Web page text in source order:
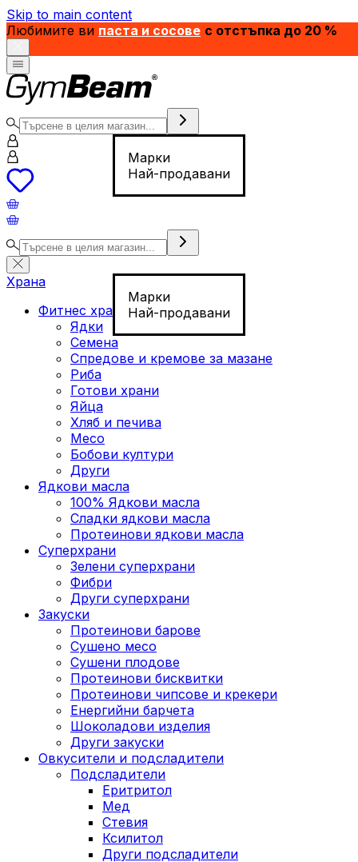
Skip to main content
Любимите ви паста и сосове с отстъпка до 20 %
Марки
Най-продавани
Марки
Най-продавани
Храна
Фитнес храна
Ядки
Семена
Спредове и кремове за мазане
Риба
Готови храни
Яйца
Хляб и печива
Месо
Бобови култури
Други
Ядкови масла
100% Ядкови масла
Сладки ядкови масла
Протеинови ядкови масла
Суперхрани
Зелени суперхрани
Фибри
Други суперхрани
3акуски
Протеинови бaрове
Сушено месо
Сушени плодове
Протеинови бисквитки
Протеинови чипсове и крекери
Енергийни барчета
Шоколадови изделия
Други закуски
Овкусители и подсладители
Подсладители
Еритритол
Мед
Стевия
Ксилитол
Други подсладители